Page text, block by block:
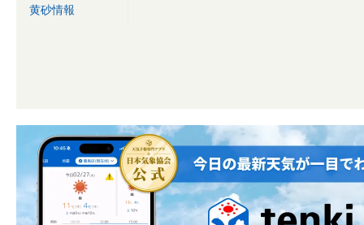
黄砂情報